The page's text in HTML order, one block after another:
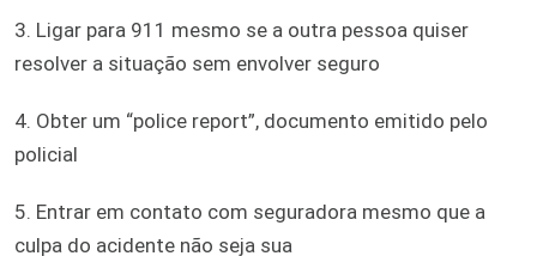
3. Ligar para 911 mesmo se a outra pessoa quiser
resolver a situação sem envolver seguro
4. Obter um “police report”, documento emitido pelo
policial
5. Entrar em contato com seguradora mesmo que a
culpa do acidente não seja sua